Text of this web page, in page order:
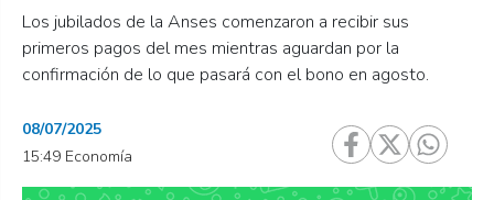
Los jubilados de la Anses comenzaron a recibir sus
primeros pagos del mes mientras aguardan por la
confirmación de lo que pasará con el bono en agosto.
08/07/2025
15:49 Economía